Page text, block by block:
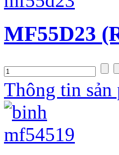
MF55D23
Thông tin sản